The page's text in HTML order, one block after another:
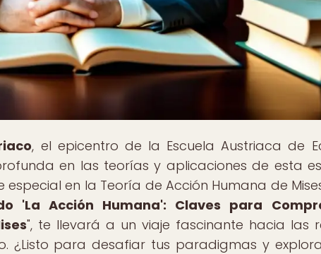
, el epicentro de la Escuela Austriaca de
en las teorías y aplicaciones de esta
en la Teoría de Acción Humana de
'La Acción Humana': Claves para
", te llevará a un viaje fascinante hacia las
¿Listo para desafiar tus paradigmas y